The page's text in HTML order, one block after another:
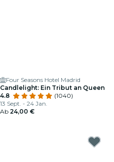
Four Seasons Hotel Madrid
Candlelight: Ein Tribut an Queen
4.8
(1040)
13 Sept. - 24 Jan.
Ab 24,00 €